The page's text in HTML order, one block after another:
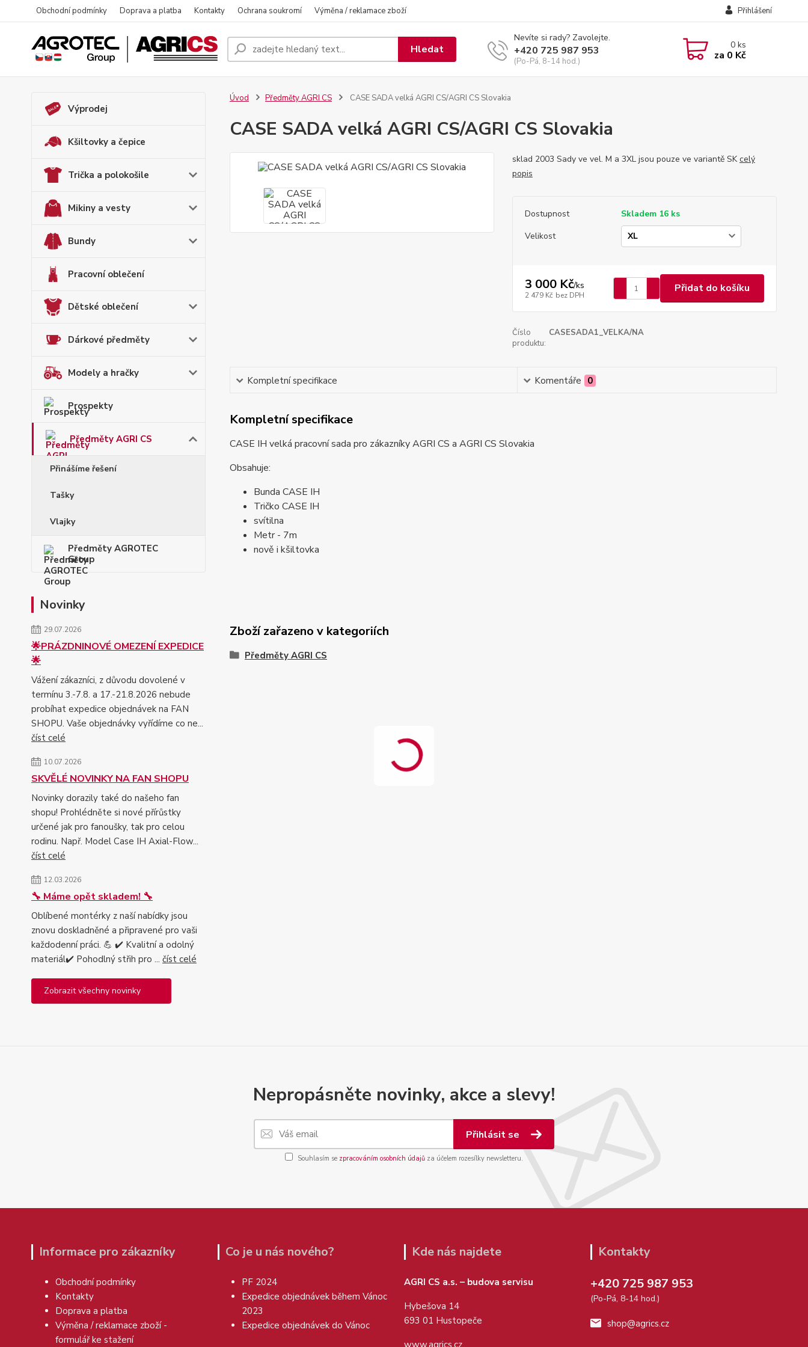
Obchodní podmínky Doprava a platba Kontakty Ochrana soukromí Výměna / reklamace zboží Přihlášení
Hledat
Nevíte si rady? Zavolejte.
+420 725 987 953
(Po-Pá, 8-14 hod.)
0ks
za 0 Kč
Výprodej
Kšiltovky a čepice
Trička a polokošile
Mikiny a vesty
Bundy
Pracovní oblečení
Dětské oblečení
Dárkové předměty
Modely a hračky
Prospekty
Předměty AGRI CS
Přinášíme řešení
Tašky
Vlajky
Předměty AGROTEC
Group
Novinky
29.07.2026
🌟PRÁZDNINOVÉ OMEZENÍ EXPEDICE
🌟
Vážení zákazníci, z důvodu dovolené v
termínu 3.-7.8. a 17.-21.8.2026 nebude
probíhat expedice objednávek na FAN
SHOPU. Vaše objednávky vyřídíme co ne...
číst celé
10.07.2026
SKVĚLÉ NOVINKY NA FAN SHOPU
Novinky dorazily také do našeho fan
shopu! Prohlédněte si nové přírůstky
určené jak pro fanoušky, tak pro celou
rodinu. Např. Model Case IH Axial-Flow...
číst celé
12.03.2026
🔧 Máme opět skladem! 🔧
Oblíbené montérky z naší nabídky jsou
znovu doskladněné a připravené pro vaši
každodenní práci. 💪 ✔️ Kvalitní a odolný
materiál✔️ Pohodlný střih pro ... číst celé
Zobrazit všechny novinky
Úvod Předměty AGRI CS CASE SADA velká AGRI CS/AGRI CS Slovakia
CASE SADA velká AGRI CS/AGRI CS Slovakia
sklad 2003 Sady ve vel. M a 3XL jsou pouze ve variantě SKcelý
popis
Dostupnost
Skladem 16 ks
Velikost
3 000 Kč/ks
2 479 Kč bez DPH
Přidat do košíku
Číslo
produktu:
CASESADA1_VELKA/NA
Kompletní specifikace Komentáře 0
Kompletní specifikace
CASE IH velká pracovní sada pro zákazníky AGRI CS a AGRI CS Slovakia
Obsahuje:
Bunda CASE IH
Tričko CASE IH
svítilna
Metr - 7m
nově i kšiltovka
Zboží zařazeno v kategoriích
Předměty AGRI CS
Nepropásněte novinky, akce a slevy!
Přihlásit se
Souhlasím se zpracováním osobních údajů za účelem rozesílky newsletteru.
Informace pro zákazníky
Obchodní podmínky
Kontakty
Doprava a platba
Výměna / reklamace zboží -
formulář ke stažení
Co je u nás nového?
PF 2024
Expedice objednávek během Vánoc
2023
Expedice objednávek do Vánoc
Kde nás najdete
AGRI CS a.s. – budova servisu
Hybešova 14
693 01 Hustopeče
www.agrics.cz
Kontakty
+420 725 987 953
(Po-Pá, 8-14 hod.)
shop@agrics.cz